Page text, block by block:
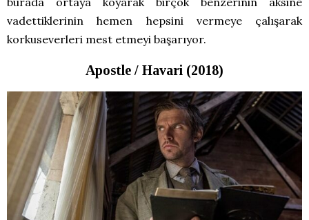
vadettiklerinin hemen hepsini vermeye çalışarak
korkuseverleri mest etmeyi başarıyor.
Apostle / Havari (2018)